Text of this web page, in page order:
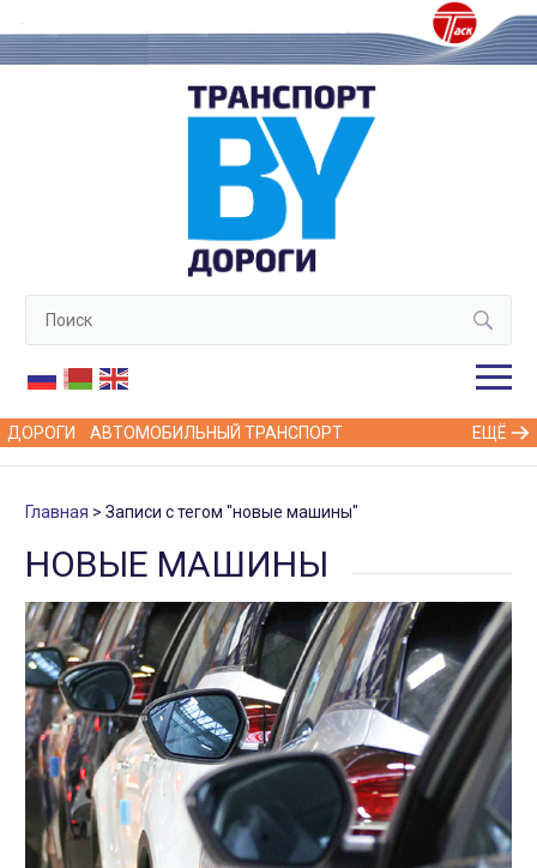
ДОРОГИ АВТОМОБИЛЬНЫЙ ТРАНСПОРТ ЕЩЁ
Главная Записи с тегом "новые машины"
НОВЫЕ МАШИНЫ